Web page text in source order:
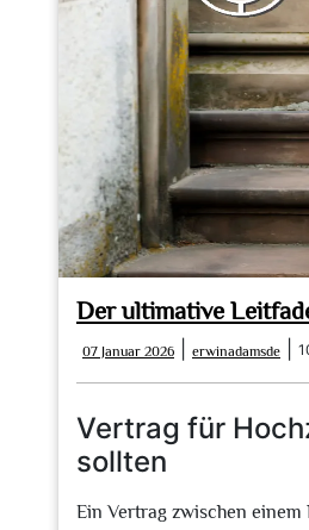
Der ultimative
07 Januar 2026
Januar
2026
erwinadamsde
Vertrag für
sollten
Ein Vertrag zwischen